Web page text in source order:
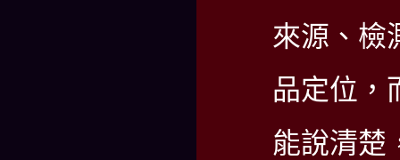
來源、檢
品定位，
能說清楚